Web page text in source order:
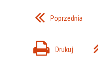
Poprzednia
Drukuj